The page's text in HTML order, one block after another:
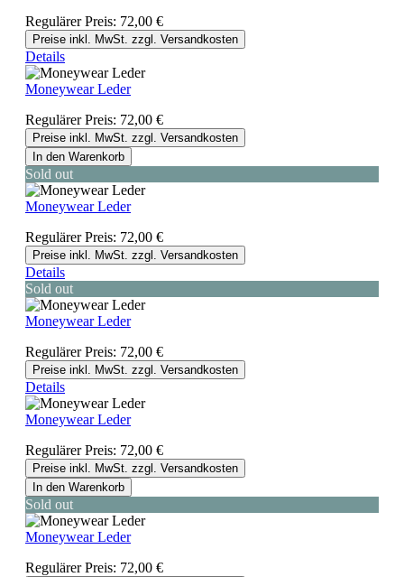
Regulärer Preis: 72,00 €
Preise inkl. MwSt. zzgl. Versandkosten
Details
Moneywear Leder
Regulärer Preis: 72,00 €
Preise inkl. MwSt. zzgl. Versandkosten
In den Warenkorb
Sold out
Moneywear Leder
Regulärer Preis: 72,00 €
Preise inkl. MwSt. zzgl. Versandkosten
Details
Sold out
Moneywear Leder
Regulärer Preis: 72,00 €
Preise inkl. MwSt. zzgl. Versandkosten
Details
Moneywear Leder
Regulärer Preis: 72,00 €
Preise inkl. MwSt. zzgl. Versandkosten
In den Warenkorb
Sold out
Moneywear Leder
Regulärer Preis: 72,00 €